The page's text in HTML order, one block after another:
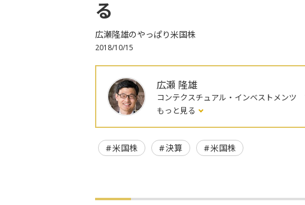
る
広瀬隆雄のやっぱり米国株
2018/10/15
広瀬 隆雄
コンテクスチュアル・インベストメンツ
もっと見る
米国株 決算 米国株